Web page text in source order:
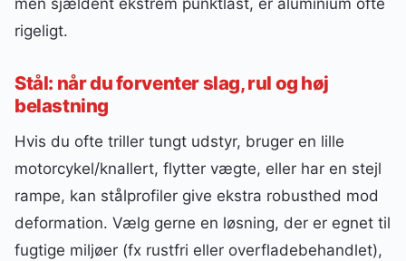
rigeligt.
Stål: når du forventer slag, rul og høj
belastning
Hvis du ofte triller tungt udstyr, bruger en lille
motorcykel/knallert, flytter vægte, eller har en stejl
rampe, kan stålprofiler give ekstra robusthed mod
deformation. Vælg gerne en løsning, der er egnet til
fugtige miljøer (fx rustfri eller overfladebehandlet),